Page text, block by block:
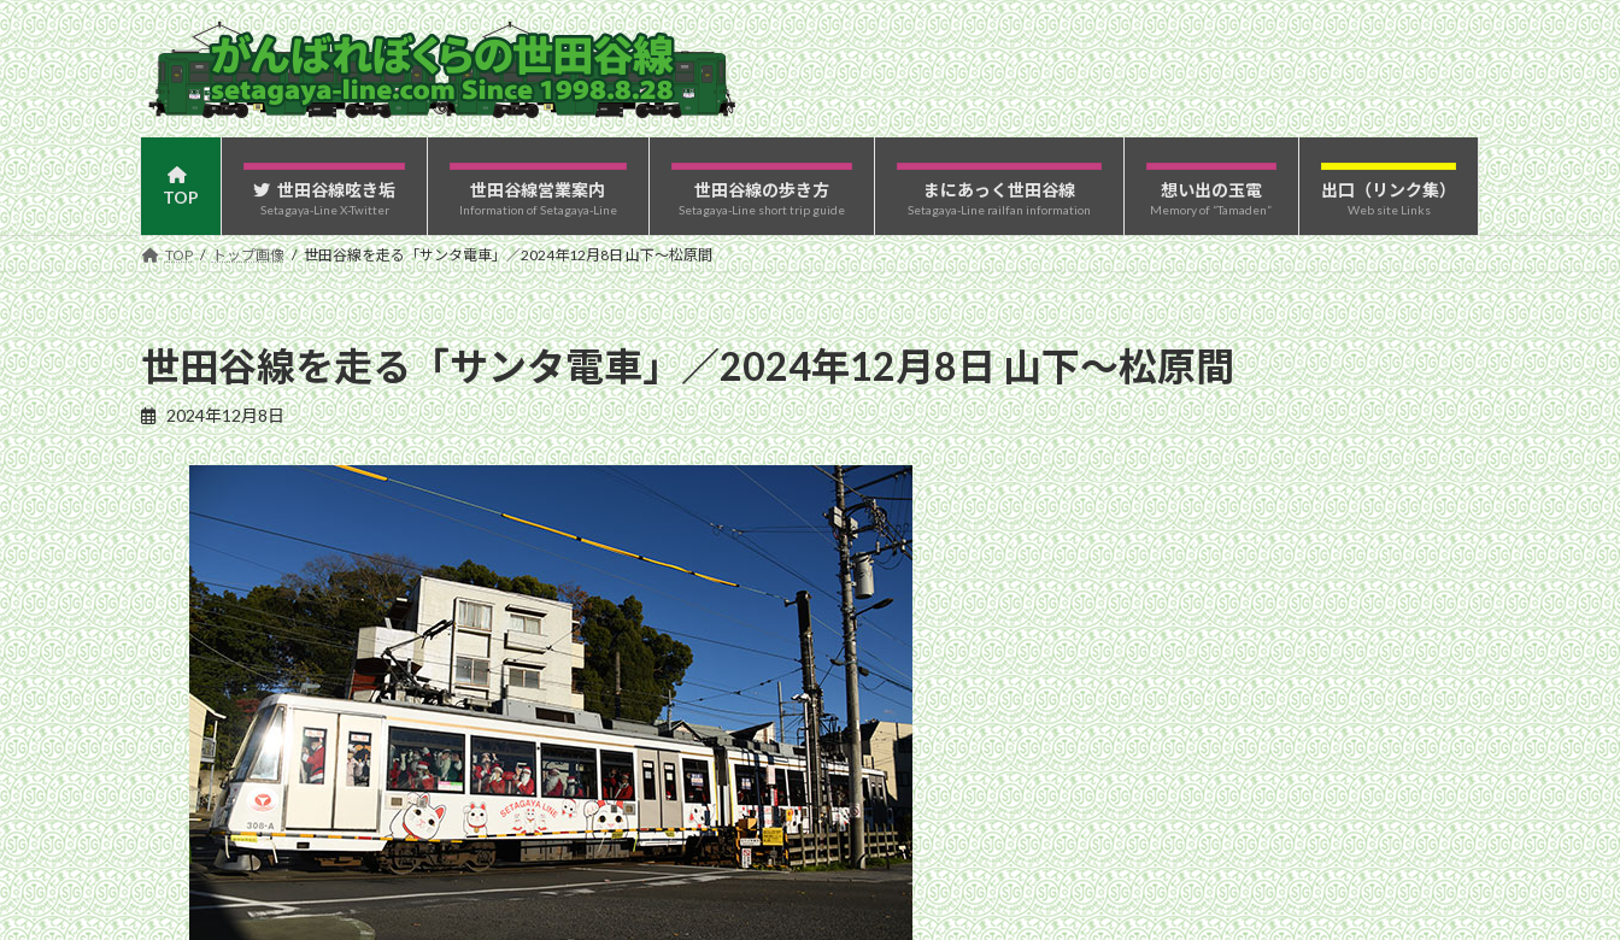
コ
ン
テ
ン
ツ
へ
ス
キ
ッ
プ
ナ
ビ
ゲ
ー
シ
ョ
ン
に
移
動
TOP 世田谷線呟き垢
Setagaya-Line X-Twitter
世田谷線営業案内
Information of Setagaya-Line
世田谷線の歩き方
Setagaya-Line short trip guide
まにあっく世田谷線
Setagaya-Line railfan information
想い出の玉電
Memory of “Tamaden”
出口（リンク集）
Web site Links
TOP トップ画像 世田谷線を走る「サンタ電車」／2024年12月8日 山下〜松原間
世田谷線を走る「サンタ電車」／2024年12月8日 山下〜松原間
2024年12月8日